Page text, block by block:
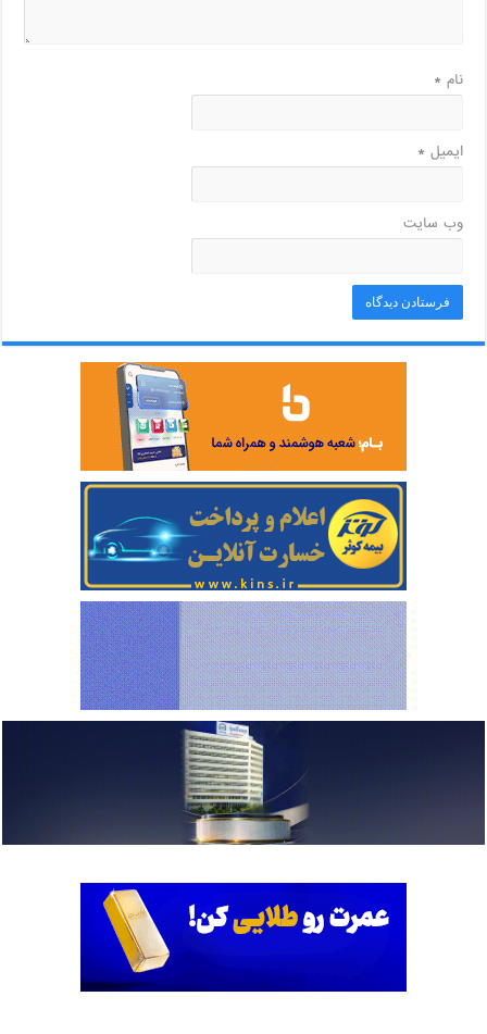
نام*
ایمیل*
وب‌ سایت